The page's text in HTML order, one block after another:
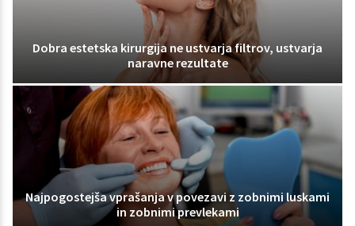
Dobra estetska kirurgija ne ustvarja filtrov, ustvarja
naravne rezultate
Najpogostejša vprašanja v povezavi z zobnimi luskami
in zobnimi prevlekami